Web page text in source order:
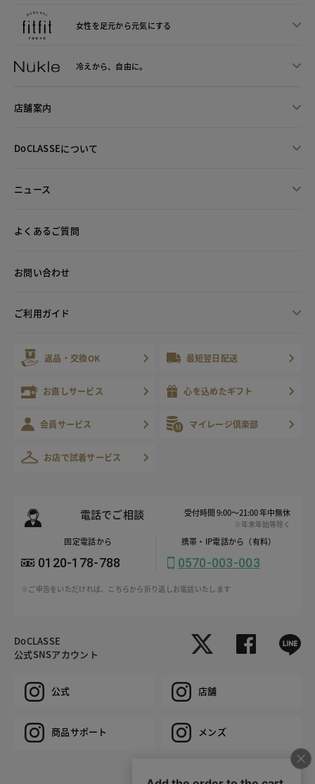
女性を足元から元気にする
冷えから、 自由に。
店舗案内
DoCLASSEについて
ニュース
よくあるご質問
お問い合わせ
ご利用ガイド
返品・交換OK 最短翌日配送
お直しサービス 心を込めたギフト
会員サービス マイレージ倶楽部
お店で試着サービス
電話でご相談 受付時間 9:00～21:00 年中無休
※年末年始等除く
固定電話から
0120-178-788
携帯・IP電話から（有料）
0570-003-003
※ご申告をいただければ、こちらから折り返しお電話いたします
DoCLASSE
公式SNSアカウント
公式 店舗
商品サポート メンズ